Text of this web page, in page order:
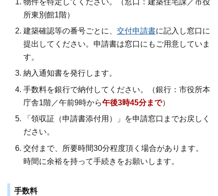
所東別館1階）
建築確認等の番号ごとに、 交付申請書に記入し窓口に
提出してください。申請書は窓口にもご用意していま
す。
納入通知書を発行します。
手数料を銀行で納付してください。（銀行：市役所本
庁舎1階／午前9時から午後3時45分まで）
「領収証（申請書添付用）」を申請窓口までお戻しく
ださい。
交付まで、所要時間30分程度頂く場合があります。
時間に余裕を持って手続きをお願いします。
手数料